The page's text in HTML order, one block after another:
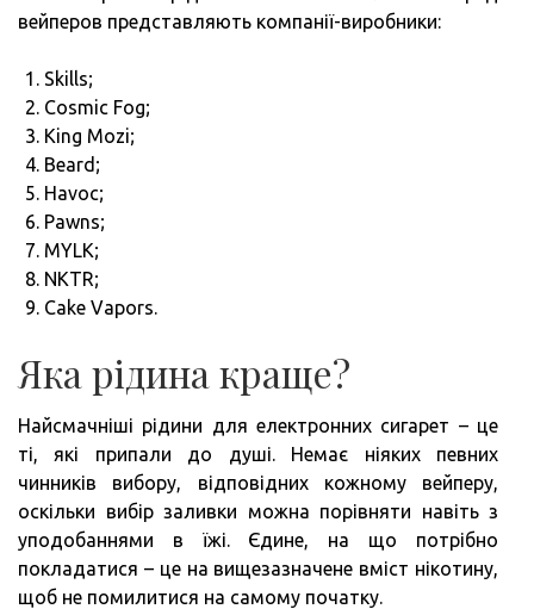
вейперов представляють компанії-виробники:
Skills;
Cosmic Fog;
King Mozi;
Beard;
Havoc;
Pawns;
MYLK;
NKTR;
Cake Vapors.
Яка рідина краще?
Найсмачніші рідини для електронних сигарет – це
ті, які припали до душі. Немає ніяких певних
чинників вибору, відповідних кожному вейперу,
оскільки вибір заливки можна порівняти навіть з
уподобаннями в їжі. Єдине, на що потрібно
покладатися – це на вищезазначене вміст нікотину,
щоб не помилитися на самому початку.